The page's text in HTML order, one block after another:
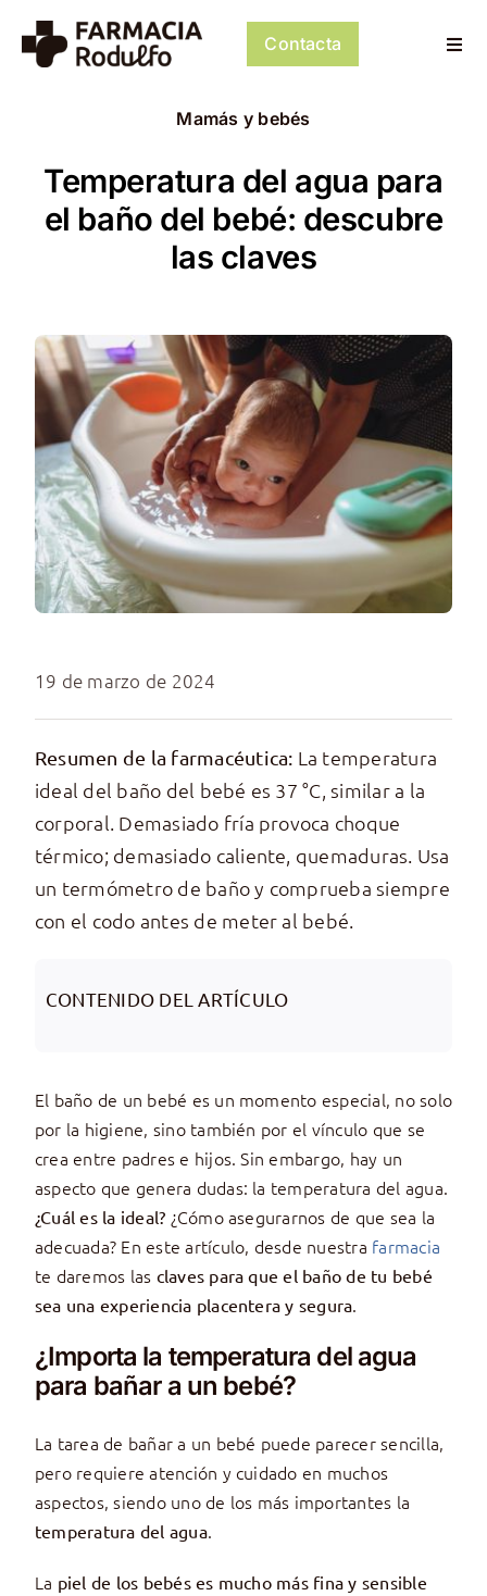
contenido
Psiconeuroinmunología
Dermocosmética
Tienda
Mi cuenta
Contacta
Mamás y bebés
Temperatura del agua para
el baño del bebé: descubre
las claves
19 de marzo de 2024
Resumen de la farmacéutica: La temperatura
ideal del baño del bebé es 37 °C, similar a la
corporal. Demasiado fría provoca choque
térmico; demasiado caliente, quemaduras. Usa
un termómetro de baño y comprueba siempre
con el codo antes de meter al bebé.
CONTENIDO DEL ARTÍCULO
El baño de un bebé es un momento especial, no solo
por la higiene, sino también por el vínculo que se
crea entre padres e hijos. Sin embargo, hay un
aspecto que genera dudas: la temperatura del agua.
¿Cuál es la ideal? ¿Cómo asegurarnos de que sea la
adecuada? En este artículo, desde nuestra farmacia
te daremos las claves para que el baño de tu bebé
sea una experiencia placentera y segura.
¿Importa la temperatura del agua
para bañar a un bebé?
La tarea de bañar a un bebé puede parecer sencilla,
pero requiere atención y cuidado en muchos
aspectos, siendo uno de los más importantes la
temperatura del agua.
La piel de los bebés es mucho más fina y sensible